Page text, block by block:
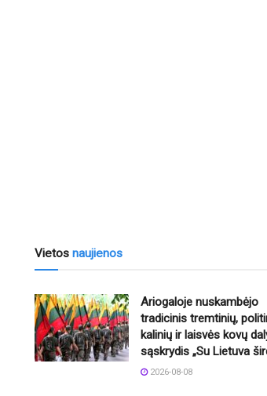
Vietos naujienos
Ariogaloje nuskambėjo
tradicinis tremtinių,
kalinių ir laisvės kovų
sąskrydis „Su Lietuva
2026-08-08